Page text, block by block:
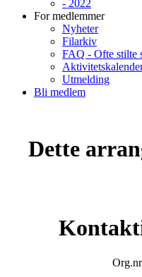
- 2022
For medlemmer
Nyheter
Filarkiv
FAQ - Ofte stilte
Utmelding
Bli medlem
Dette